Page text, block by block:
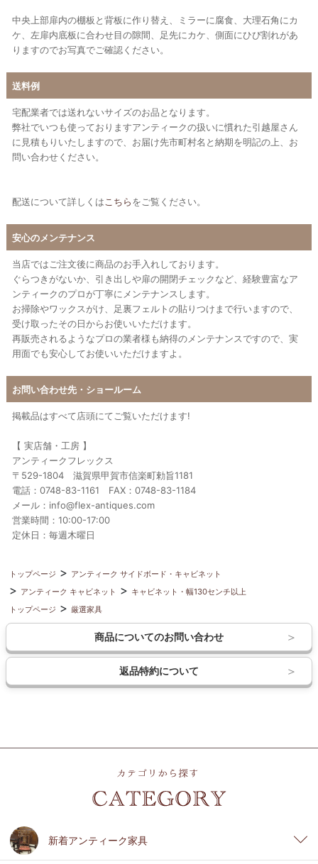
中央上部扉内の棚板と背板に作り替え、ミラーに腐食、大理石角にカ
ケ、左扉内底板に合わせ目の隙間、足先にカケ、側面にひび割れがあ
りますのでお写真でご確認ください。
送料例
宅配業者では送れないサイズのお品となります。
弊社でいつも使っておりますアンティークの扱いに慣れた引越屋さん
に見積もりいたしますので、お届け先市町村名と納期を明記の上、お
問い合わせください。
配送について詳しくは こちらをご覧ください。
安心のメンテナンス
当店ではご注文後に商品のお手入れしております。
ぐらつきがないか、引き出しや扉の開閉チェックなど、経験豊富なア
ンティークのプロが丁寧にメンテナンスします。
お掃除やワックスがけ、足裏フェルトの貼りつけまで行いますので、
受け取ったその日からお使いいただけます。
再販売されるようなプロの業者様も納得のメンテナンスですので、実
用面でも安心してお使いいただけますよ。
お問い合わせ先・ショールーム
掲載品はすべて店頭にてご覧いただけます!
【 実店舗・工房 】
アンティークフレックス
〒529-1804 滋賀県甲賀市信楽町勅旨1181
電話：0748-83-1161 FAX：0748-83-1184
メール：info@flex-antiques.com
営業時間：10:00-17:00
定休日：毎週木曜日
トップページ
アンティーク サイドボード・キャビネット
アンティーク キャビネット
キャビネット・幅130センチ以上
トップページ
厳選家具
商品についてのお問い合わせ
返品特約について
新着アンティーク家具